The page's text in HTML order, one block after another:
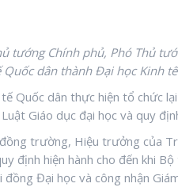
tướng Chính phủ, Phó Thủ
dân thành Đại học Kinh
Quốc dân thực hiện tổ chức
Giáo dục đại học và quy
trường, Hiệu trưởng của
định hiện hành cho đến khi
Đại học và công nhận